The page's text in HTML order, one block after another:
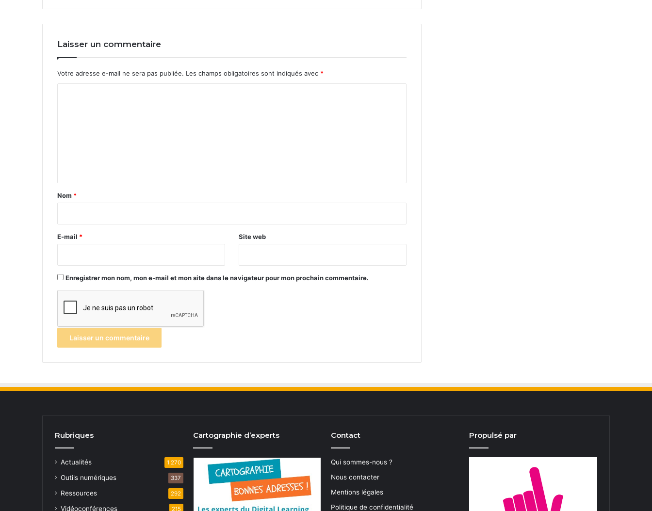
Laisser un commentaire
Votre adresse e-mail ne sera pas publiée. Les champs obligatoires sont indiqués avec *
a
e
Nom *
E-mail * Site web
Enregistrer mon nom, mon e-mail et mon site dans le navigateur pour mon prochain commentaire.
Rubriques
Actualités 1 270
Outils numériques 337
Ressources 292
Vidéoconférences 215
Cartographie d’experts Contact
Qui sommes-nous ?
Nous contacter
Mentions légales
Politique de confidentialité
Propulsé par